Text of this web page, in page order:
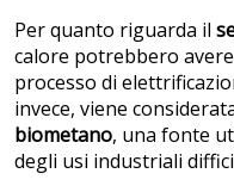
Per quanto riguarda il
calore potrebbero
processo di
invece, viene
biometano, una fonte
degli usi industriali